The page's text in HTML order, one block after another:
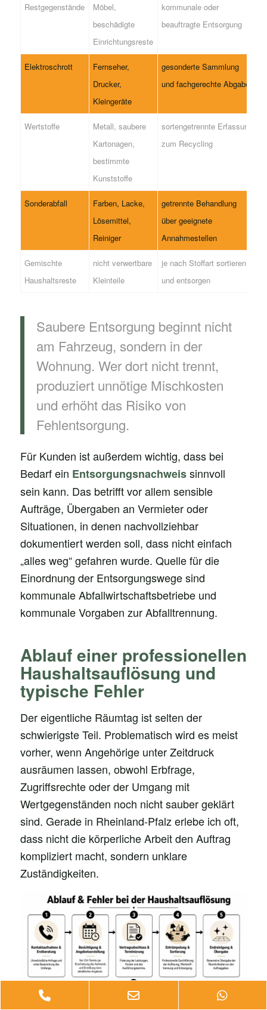
Restgegenstände
Möbel,
beschädigte
Einrichtungsreste
kommunale oder
beauftragte Entsorgung
Elektroschrott
Fernseher,
Drucker,
Kleingeräte
gesonderte Sammlung
und fachgerechte Abgabe
Wertstoffe
Metall, saubere
Kartonagen,
bestimmte
Kunststoffe
sortengetrennte Erfassung
zum Recycling
Sonderabfall
Farben, Lacke,
Lösemittel,
Reiniger
getrennte Behandlung
über geeignete
Annahmestellen
Gemischte
Haushaltsreste
nicht verwertbare
Kleinteile
je nach Stoffart sortieren
und entsorgen
Saubere Entsorgung beginnt nicht
am Fahrzeug, sondern in der
Wohnung. Wer dort nicht trennt,
produziert unnötige Mischkosten
und erhöht das Risiko von
Fehlentsorgung.
Für Kunden ist außerdem wichtig, dass bei
Bedarf ein Entsorgungsnachweissinnvoll
sein kann. Das betrifft vor allem sensible
Aufträge, Übergaben an Vermieter oder
Situationen, in denen nachvollziehbar
dokumentiert werden soll, dass nicht einfach
„alles weg“ gefahren wurde. Quelle für die
Einordnung der Entsorgungswege sind
kommunale Abfallwirtschaftsbetriebe und
kommunale Vorgaben zur Abfalltrennung.
Ablauf einer professionellen
Haushaltsauflösung und
typische Fehler
Der eigentliche Räumtag ist selten der
schwierigste Teil. Problematisch wird es meist
vorher, wenn Angehörige unter Zeitdruck
ausräumen lassen, obwohl Erbfrage,
Zugriffsrechte oder der Umgang mit
Wertgegenständen noch nicht sauber geklärt
sind. Gerade in Rheinland-Pfalz erlebe ich oft,
dass nicht die körperliche Arbeit den Auftrag
kompliziert macht, sondern unklare
Zuständigkeiten.